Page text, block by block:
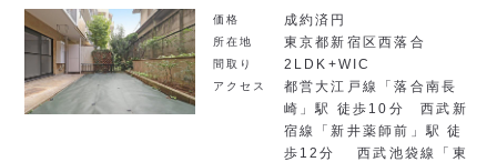
価格 成約済円
所在地 東京都新宿区西落合
間取り 2LDK+WIC
アクセス
都営大江戸線「落合南長
崎」駅 徒歩10分 西武新
宿線「新井薬師前」駅 徒
歩12分 西武池袋線「東